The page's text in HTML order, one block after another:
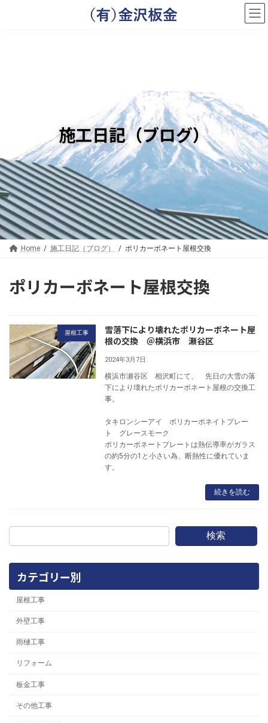
施工日記（ブログ）
Home 施工日記（ブログ） ポリカーボネート屋根交換
ポリカーボネート屋根交換
屋根工事
雪落下により壊れたポリカーボネート屋
根の交換 ＠横浜市 瀬谷区
2024年3月7日
横浜市瀬谷区 相沢町にて、 先日の大雪の落
下により壊れたポリカーボネート屋根の交換工
事。
タキロンシーアイ ポリカーボネイトプレー
ト グレースモーク
ポリカーボネートプレートは熱伝導率がガラス
の約5分の1と小さい為、断熱性に優れていま
す。
続きを読む
検索
カテゴリー別
屋根工事
外壁工事
雨樋工事
リフォーム
板金工事
その他工事